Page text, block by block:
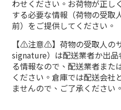
わせください。お荷物が正し
する必要な情報（荷物の受取
前）をご提供してください。
【⚠️注意⚠️】荷物の受取人の
signature）は配送業者か出
る情報なので、配送業者また
ください。倉庫では配送会社
ませんので、ご了承ください。